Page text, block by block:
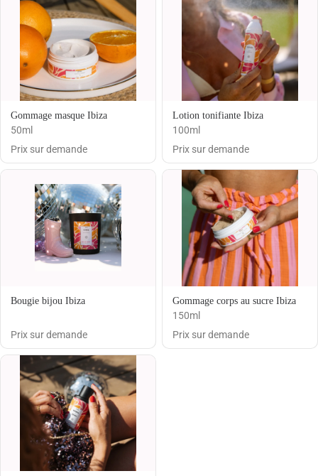
Gommage masque Ibiza
50ml
Prix sur demande
Lotion tonifiante Ibiza
100ml
Prix sur demande
Bougie bijou Ibiza
Prix sur demande
Gommage corps au sucre Ibiza
150ml
Prix sur demande